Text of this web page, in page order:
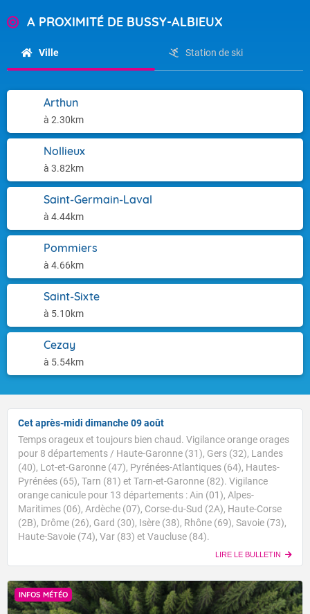
A PROXIMITÉ DE BUSSY-ALBIEUX
Ville Station de ski
Arthun
à 2.30km
Nollieux
à 3.82km
Saint-Germain-Laval
à 4.44km
Pommiers
à 4.66km
Saint-Sixte
à 5.10km
Cezay
à 5.54km
Cet après-midi dimanche 09 août
Temps orageux et toujours bien chaud. Vigilance orange orages
pour 8 départements / Haute-Garonne (31), Gers (32), Landes
(40), Lot-et-Garonne (47), Pyrénées-Atlantiques (64), Hautes-
Pyrénées (65), Tarn (81) et Tarn-et-Garonne (82). Vigilance
orange canicule pour 13 départements : Ain (01), Alpes-
Maritimes (06), Ardèche (07), Corse-du-Sud (2A), Haute-Corse
(2B), Drôme (26), Gard (30), Isère (38), Rhône (69), Savoie (73),
Haute-Savoie (74), Var (83) et Vaucluse (84).
LIRE LE BULLETIN
INFOS MÉTÉO